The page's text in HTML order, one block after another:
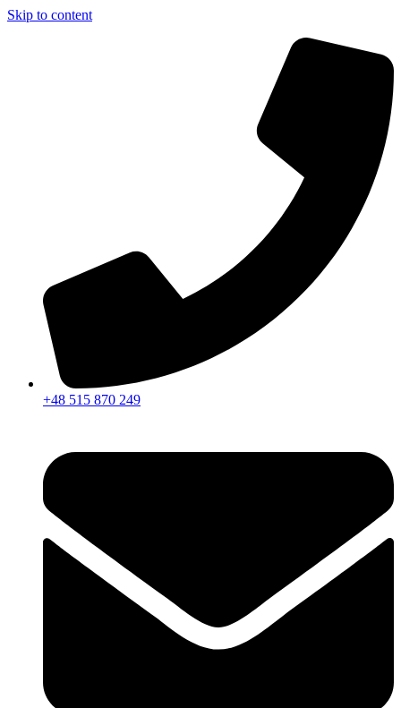
Skip to content
+48 515 870 249